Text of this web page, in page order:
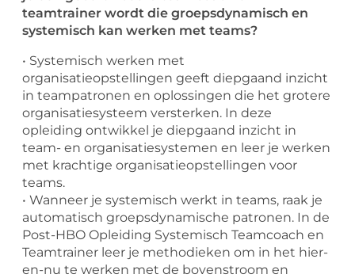
teamtrainer wordt die groepsdynamisch en
systemisch kan werken met teams?
• Systemisch werken met
organisatieopstellingen geeft diepgaand inzicht
in teampatronen en oplossingen die het grotere
organisatiesysteem versterken. In deze
opleiding ontwikkel je diepgaand inzicht in
team- en organisatiesystemen en leer je werken
met krachtige organisatieopstellingen voor
teams.
• Wanneer je systemisch werkt in teams, raak je
automatisch groepsdynamische patronen. In de
Post-HBO Opleiding Systemisch Teamcoach en
Teamtrainer leer je methodieken om in het hier-
en-nu te werken met de bovenstroom en